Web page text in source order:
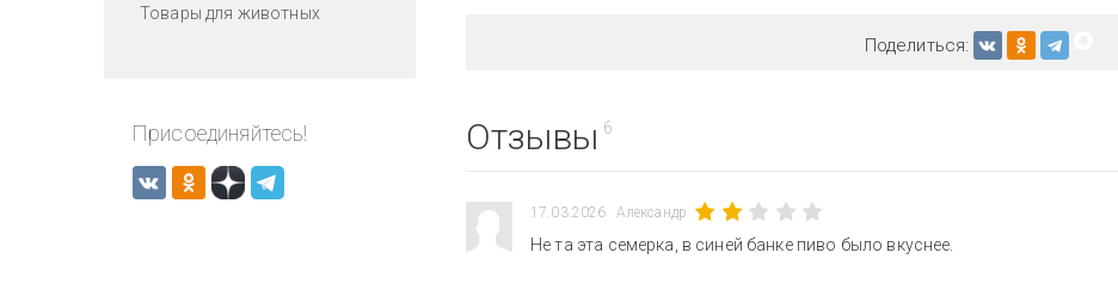
Товары для животных
Присоединяйтесь!
Поделиться:
Отзывы 6
17.03.2026 Александр
Не та эта семерка, в синей банке пиво было вкуснее.